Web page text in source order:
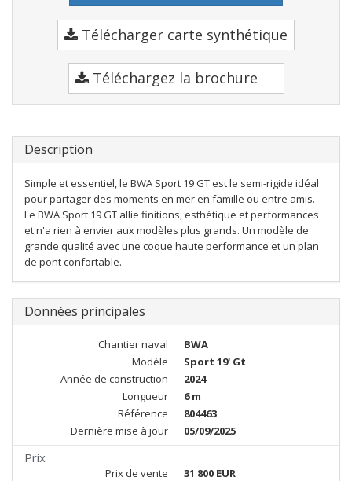
Télécharger carte synthétique
Téléchargez la brochure
Description
Simple et essentiel, le BWA Sport 19 GT est le semi-rigide idéal
pour partager des moments en mer en famille ou entre amis.
Le BWA Sport 19 GT allie finitions, esthétique et performances
et n'a rien à envier aux modèles plus grands. Un modèle de
grande qualité avec une coque haute performance et un plan
de pont confortable.
Données principales
Chantier naval
BWA
Modèle
Sport 19' Gt
Année de construction
2024
Longueur
6 m
Référence
804463
Dernière mise à jour
05/09/2025
Prix
Prix de vente
31 800 EUR